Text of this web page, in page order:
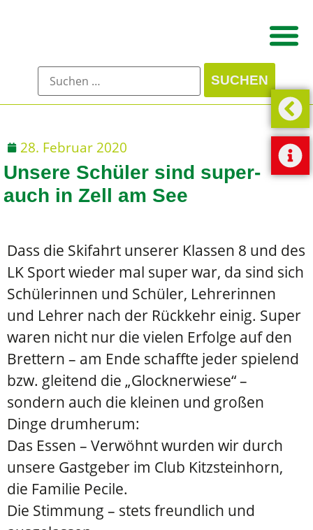
28. Februar 2020
Unsere Schüler sind super-
auch in Zell am See
Dass die Skifahrt unserer Klassen 8 und des
LK Sport wieder mal super war, da sind sich
Schülerinnen und Schüler, Lehrerinnen
und Lehrer nach der Rückkehr einig. Super
waren nicht nur die vielen Erfolge auf den
Brettern – am Ende schaffte jeder spielend
bzw. gleitend die „Glocknerwiese“ –
sondern auch die kleinen und großen
Dinge drumherum:
Das Essen – Verwöhnt wurden wir durch
unsere Gastgeber im Club Kitzsteinhorn,
die Familie Pecile.
Die Stimmung – stets freundlich und